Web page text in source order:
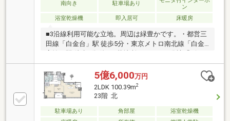
工｜白金の象徴となる邸宅で、上質な都心生活を叶え
る一邸
南向き 駐車場あり
ン
浴室乾燥機
即入居可 床暖房
■3沿線利用可能な立地。周辺は緑豊かです。・都営三
田線「白金台」駅 徒歩5分・東京メトロ南北線「白金
高輪」駅 徒歩6分 他■三菱地所レジデンス分譲「ザ・
パークハウス」 2018年7月築、地上27階建・免震タ
ワーレジデンス。■ホテルライクなコンシェルジュサ
ービスあり。■地上19階部分、全居室南向きの2LDK住
戸。陽当り・通風・眺望良好。■天井高約2700mm(全
居室)。■ウォークイン＆シューズインクローゼット、
トランクルームなど、収納豊富。■床暖房(LD)や天井
5億6,000万円
2LDK 100.39m2
23階 北
駐車場あり 角部屋
浴室乾燥機